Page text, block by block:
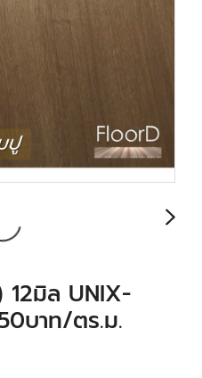
มิล UNIX-
บาท/ตร.ม.